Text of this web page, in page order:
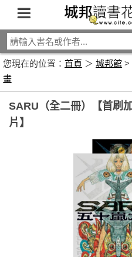
您現在的位置： 首頁 ＞ 城邦館 >
畫
SARU（全二冊）【首刷
片】